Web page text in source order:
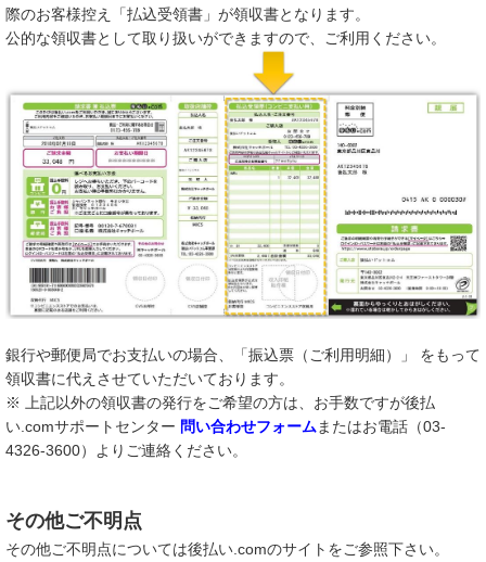
際のお客様控え「払込受領書」が領収書となります。
公的な領収書として取り扱いができますので、ご利用ください。
銀行や郵便局でお支払いの場合、「振込票（ご利用明細）」 をもって
領収書に代えさせていただいております。
※ 上記以外の領収書の発行をご希望の方は、お手数ですが後払
い.comサポートセンター 問い合わせフォーム またはお電話（03-
4326-3600）よりご連絡ください。
その他ご不明点
その他ご不明点については後払い.comのサイトをご参照下さい。